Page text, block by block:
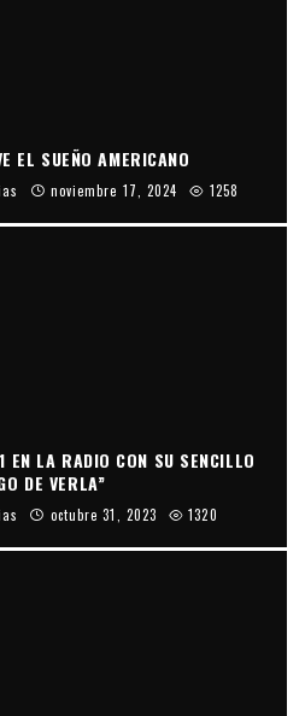
EL SUEÑO AMERICANO
noviembre 17, 2024 1258
LA RADIO CON SU SENCILLO
DE VERLA”
octubre 31, 2023 1320